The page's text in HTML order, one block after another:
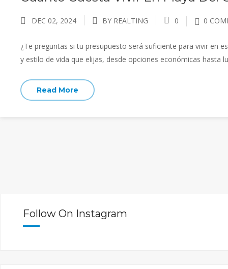
DEC 02, 2024 BY REALTING 0 0
¿Te preguntas si tu presupuesto será suficiente para vivir en
y estilo de vida que elijas, desde opciones económicas hasta
Read More
Follow On Instagram